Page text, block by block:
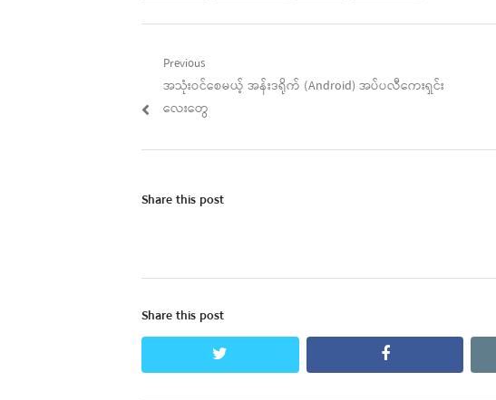
Post
navigation
Previous
Previous
post:
အသုံးဝင်စေမယ့် အန်းဒရိုက် (Android) အပ်ပလီကေးရှင်း
လေးတွေ
Share this post
Share this post
facebook